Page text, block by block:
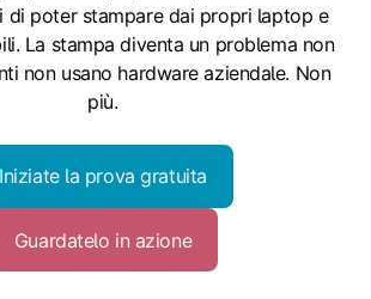
di poter stampare dai propri laptop e
La stampa diventa un problema non
non usano hardware aziendale. Non
più.
Iniziate la prova gratuita
Guardatelo in azione